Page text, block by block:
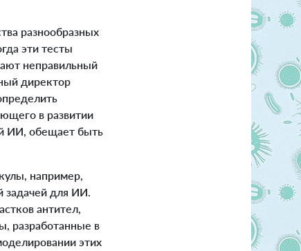
разнообразных
эти тесты
неправильный
директор
в развитии
ИИ, обещает быть
например,
задачей для ИИ.
антител,
разработанные в
этих